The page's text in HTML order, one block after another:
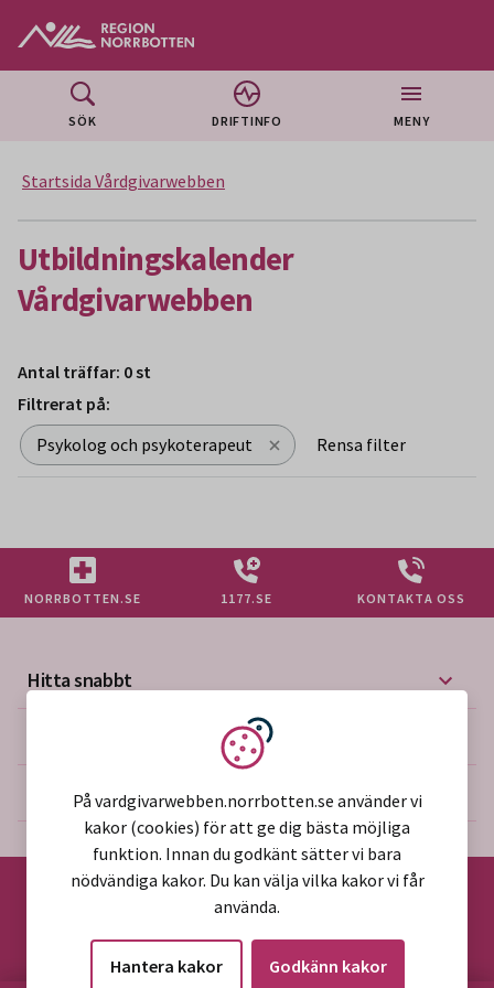
SÖK DRIFTINFO MENY
Startsida Vårdgivarwebben
Utbildningskalender
Vårdgivarwebben
Filtrerat på:
Psykolog och psykoterapeut
Rensa filter
Antal träffar: 0 st
NORRBOTTEN.SE 1177.SE KONTAKTA OSS
Hitta snabbt
Mer på vårdgivarwebben
Om webbplatsen
©2026 Region Norrbotten
Vi använder kakor
På vardgivarwebben.norrbotten.se använder vi
kakor (cookies) för att ge dig bästa möjliga
funktion. Innan du godkänt sätter vi bara
nödvändiga kakor. Du kan välja vilka kakor vi får
använda.
Hantera kakor Godkänn kakor